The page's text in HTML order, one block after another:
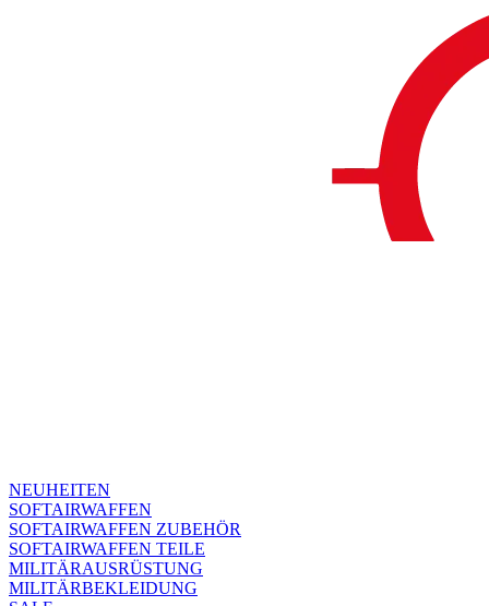
NEUHEITEN
SOFTAIRWAFFEN
SOFTAIRWAFFEN ZUBEHÖR
SOFTAIRWAFFEN TEILE
MILITÄRAUSRÜSTUNG
MILITÄRBEKLEIDUNG